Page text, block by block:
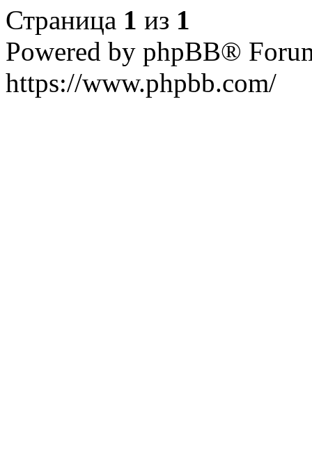
Страница 1 из 1
Powered by phpBB®
https://www.phpbb.com/